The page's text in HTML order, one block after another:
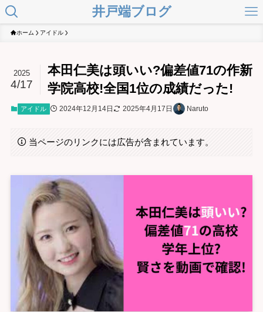
井戸端ブログ
ホーム アイドル
本田仁美は頭いい?偏差値71の作新
学院高校!全国1位の成績だった!
2025
4/17
アイドル 2024年12月14日 2025年4月17日 Naruto
当ページのリンクには広告が含まれています。